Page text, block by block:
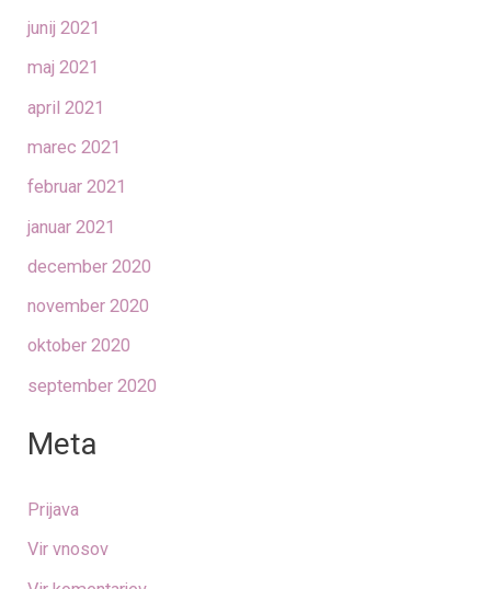
junij 2021
maj 2021
april 2021
marec 2021
februar 2021
januar 2021
december 2020
november 2020
oktober 2020
september 2020
Meta
Prijava
Vir vnosov